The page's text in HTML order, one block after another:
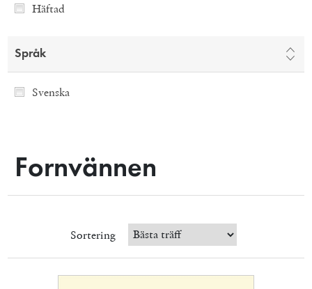
Häftad
Språk
Svenska
Fornvännen
Sortering